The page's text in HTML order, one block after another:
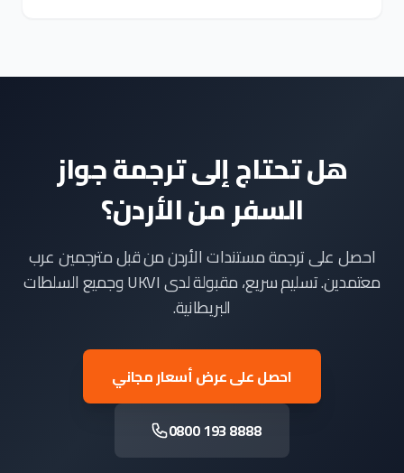
هل تحتاج إلى ترجمة جواز
السفر من الأردن؟
احصل على ترجمة مستندات الأردن من قبل مترجمين عرب
معتمدين. تسليم سريع، مقبولة لدى UKVI وجميع السلطات
البريطانية.
احصل على عرض أسعار مجاني
0800 193 8888